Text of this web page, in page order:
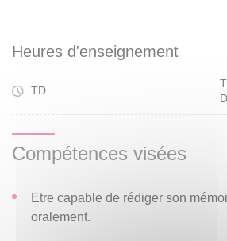
Heures d'enseignement
TD
Compétences visées
Etre capable de rédiger son
oralement.